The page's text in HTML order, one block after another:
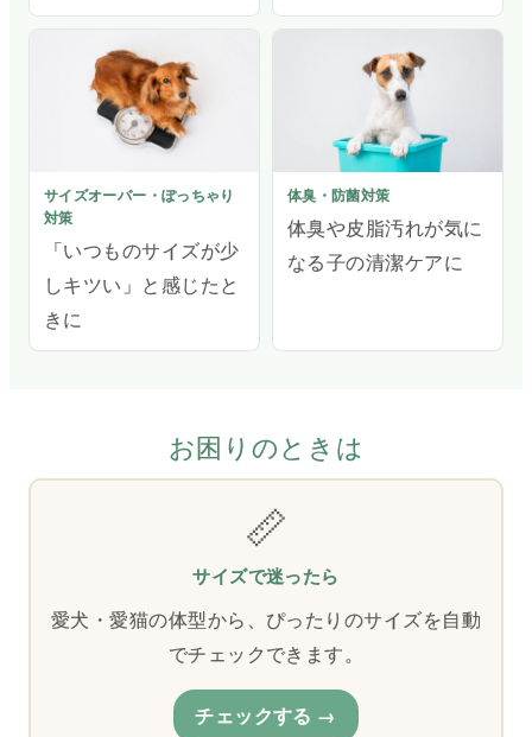
サイズオーバー・ぽっちゃり
対策
「いつものサイズが少
しキツい」と感じたと
きに
体臭・防菌対策
体臭や皮脂汚れが気に
なる子の清潔ケアに
お困りのときは
📏
サイズで迷ったら
愛犬・愛猫の体型から、ぴったりのサイズを自動
でチェックできます。
チェックする